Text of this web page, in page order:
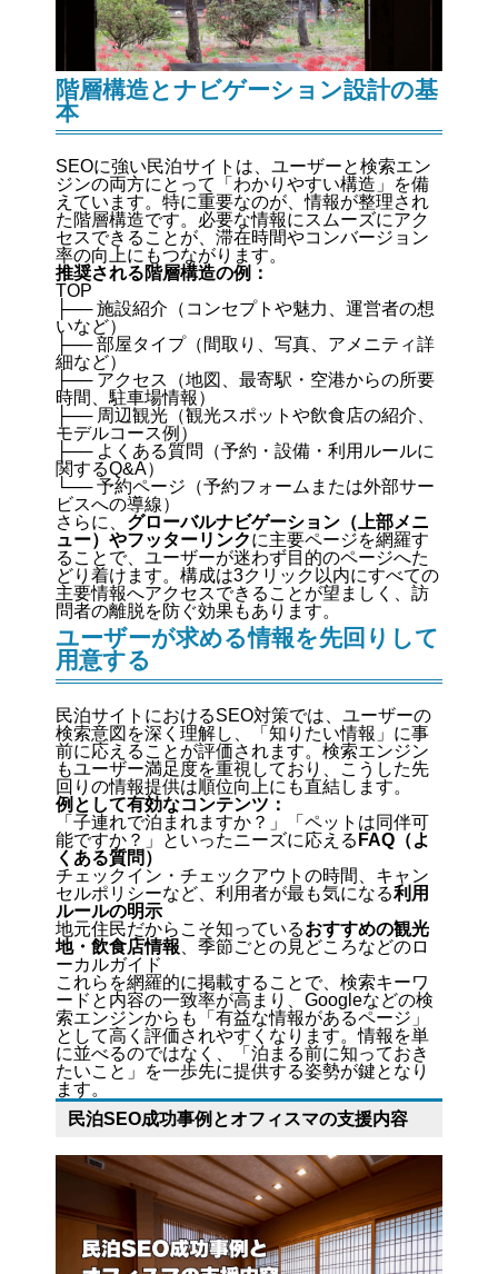
階層構造とナビゲーション設計の基
本
SEOに強い民泊サイトは、ユーザーと検索エン
ジンの両方にとって「わかりやすい構造」を備
えています。特に重要なのが、情報が整理され
た階層構造です。必要な情報にスムーズにアク
セスできることが、滞在時間やコンバージョン
率の向上にもつながります。
推奨される階層構造の例：
TOP
├── 施設紹介（コンセプトや魅力、運営者の想
いなど）
├── 部屋タイプ（間取り、写真、アメニティ詳
細など）
├── アクセス（地図、最寄駅・空港からの所要
時間、駐車場情報）
├── 周辺観光（観光スポットや飲食店の紹介、
モデルコース例）
├── よくある質問（予約・設備・利用ルールに
関するQ&A）
└── 予約ページ（予約フォームまたは外部サー
ビスへの導線）
さらに、 グローバルナビゲーション（上部メニ
ュー）やフッターリンクに主要ページを網羅す
ることで、ユーザーが迷わず目的のページへた
どり着けます。構成は3クリック以内にすべての
主要情報へアクセスできることが望ましく、訪
問者の離脱を防ぐ効果もあります。
ユーザーが求める情報を先回りして
用意する
民泊サイトにおけるSEO対策では、ユーザーの
検索意図を深く理解し、「知りたい情報」に事
前に応えることが評価されます。検索エンジン
もユーザー満足度を重視しており、こうした先
回りの情報提供は順位向上にも直結します。
例として有効なコンテンツ：
「子連れで泊まれますか？」「ペットは同伴可
能ですか？」といったニーズに応える FAQ（よ
くある質問）
チェックイン・チェックアウトの時間、キャン
セルポリシーなど、利用者が最も気になる利用
ルールの明示
地元住民だからこそ知っているおすすめの観光
地・飲食店情報 、季節ごとの見どころなどのロ
ーカルガイド
これらを網羅的に掲載することで、検索キーワ
ードと内容の一致率が高まり、Googleなどの検
索エンジンからも「有益な情報があるページ」
として高く評価されやすくなります。情報を単
に並べるのではなく、「泊まる前に知っておき
たいこと」を一歩先に提供する姿勢が鍵となり
ます。
民泊SEO成功事例とオフィスマの支援内容